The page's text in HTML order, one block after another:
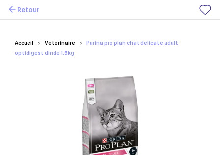
Mes favoris
Accueil Vétérinaire
Purina pro plan chat delicate adult
optidigest dinde 1.5kg
Retour